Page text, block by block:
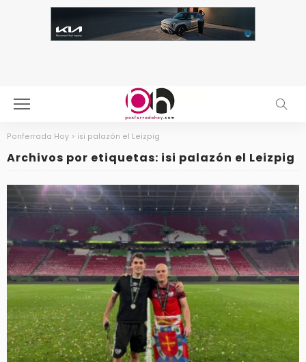
Ponferrada Hoy > isi palazón el Leizpig
Archivos por etiquetas: isi palazón el Leizpig